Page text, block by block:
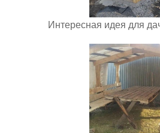
Интересная идея для